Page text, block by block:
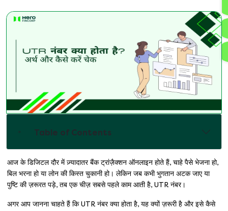
Table of Contents
आज के डिजिटल दौर में ज़्यादातर बैंक ट्रांज़ैक्शन ऑनलाइन होते हैं, चाहे पैसे भेजना हो,
बिल भरना हो या लोन की किस्त चुकानी हो। लेकिन जब कभी भुगतान अटक जाए या
पुष्टि की ज़रूरत पड़े, तब एक चीज़ सबसे पहले काम आती है, UTR नंबर।
अगर आप जानना चाहते हैं कि UTR नंबर क्या होता है, यह क्यों ज़रूरी है और इसे कैसे